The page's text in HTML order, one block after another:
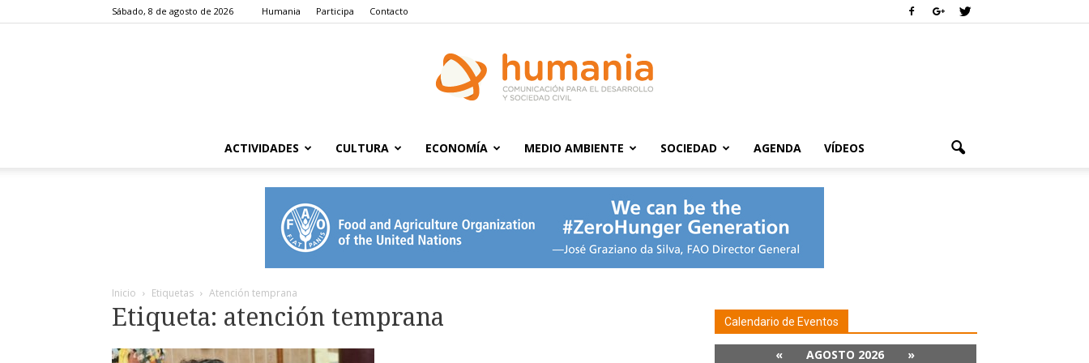
Sábado, 8 de agosto de 2026 Humania Participa Contacto
ACTIVIDADES CULTURA ECONOMÍA MEDIO AMBIENTE SOCIEDAD AGENDA VÍDEOS
Inicio Etiquetas Atención temprana
Etiqueta: atención temprana Calendario de Eventos
« AGOSTO 2026 »